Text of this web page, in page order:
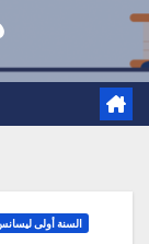
السنة أولى